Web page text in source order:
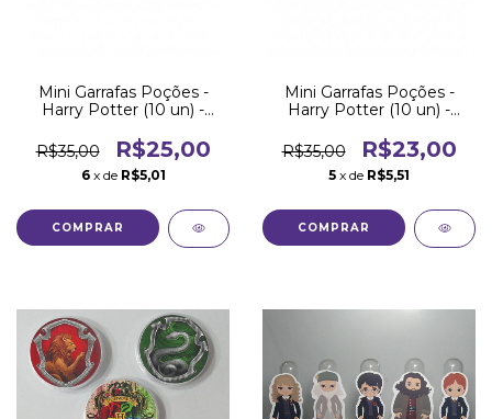
Mini Garrafas Poções -
Harry Potter (10 un) -
R$35,00
R$25,00
6 x de R$5,01
Mini Garrafas Poções -
Harry Potter (10 un) -
R$35,00
R$23,00
5 x de R$5,51